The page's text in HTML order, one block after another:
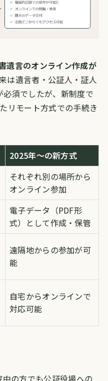
遺言のオンライン作成が
は遺言者・公証人・証人
須でしたが、新制度で
リモート方式での手続き
2025年〜の新方式
それぞれ別の場所から
オンライン参加
電子データ（PDF形
式）として作成・保管
遠隔地からの参加が可
能
自宅からオンラインで
対応可能
の方でも公証役場への